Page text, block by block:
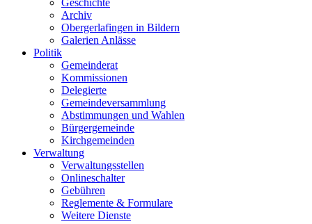
Geschichte
Archiv
Obergerlafingen in Bildern
Galerien Anlässe
Politik
Gemeinderat
Kommissionen
Delegierte
Gemeindeversammlung
Abstimmungen und Wahlen
Bürgergemeinde
Kirchgemeinden
Verwaltung
Verwaltungsstellen
Onlineschalter
Gebühren
Reglemente & Formulare
Weitere Dienste